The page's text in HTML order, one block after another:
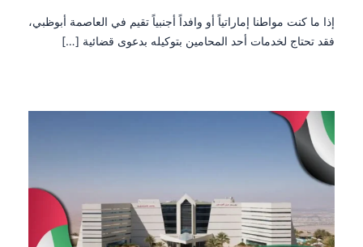
إذا ما كنت مواطنا إماراتياً أو وافداً أجنبياً تقيم في العاصمة أبوظبي،
فقد تحتاج لخدمات أحد المحامين بتوكيله بدعوى قضائية […]